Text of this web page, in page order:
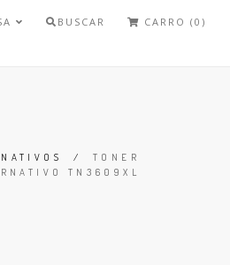
BUSCAR CARRO (0)
/ TONER
TN3609XL